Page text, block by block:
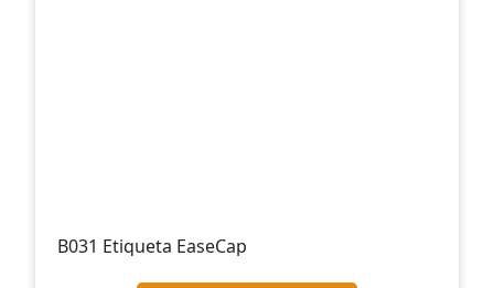
B031 Etiqueta EaseCap